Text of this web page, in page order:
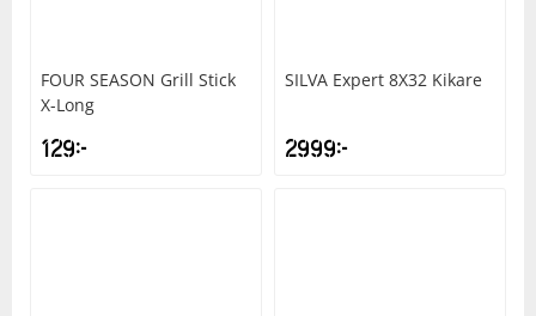
FOUR SEASON Grill Stick
X-Long
129kr
SILVA Expert 8X32 Kikare
2999kr